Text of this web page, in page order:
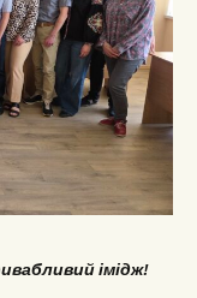
імідж!